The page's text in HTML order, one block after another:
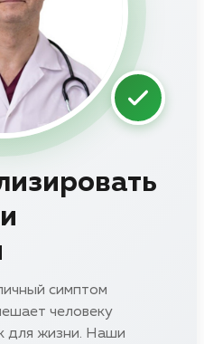
симптом
человеку
для жизни. Наши